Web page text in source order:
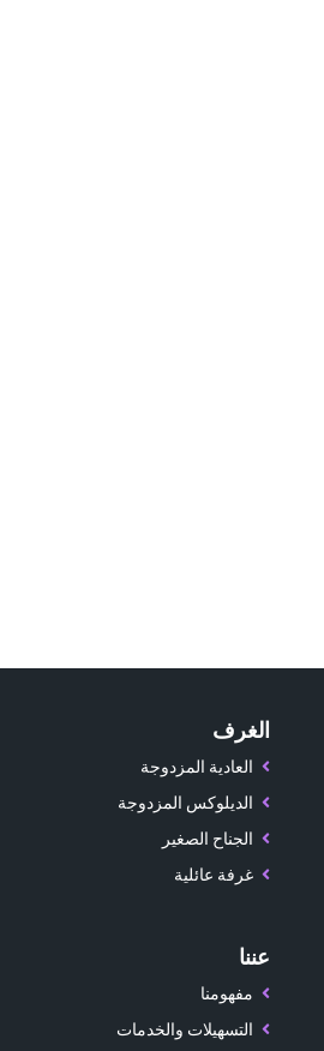
الغرف
العادية المزدوجة
الديلوكس المزدوجة
الجناح الصغير
غرفة عائلية
عننا
مفهومنا
التسهيلات والخدمات